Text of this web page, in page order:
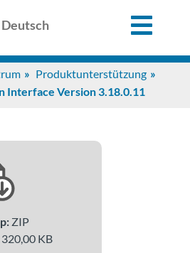
Deutsch
Produktunterstützung
Interface Version 3.18.0.11
ZIP
KB